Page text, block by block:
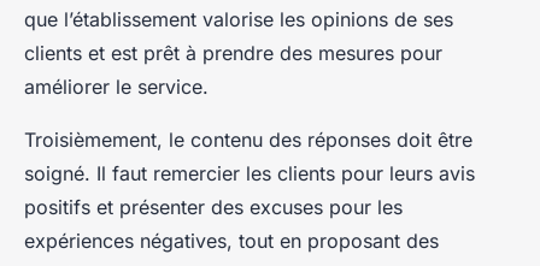
que l’établissement valorise les opinions de ses
clients et est prêt à prendre des mesures pour
améliorer le service.
Troisièmement, le contenu des réponses doit être
soigné. Il faut remercier les clients pour leurs avis
positifs et présenter des excuses pour les
expériences négatives, tout en proposant des